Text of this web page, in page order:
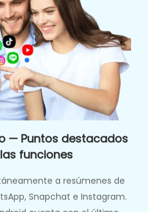
— Puntos destacados
funciones
a resúmenes de
Snapchat e Instagram.